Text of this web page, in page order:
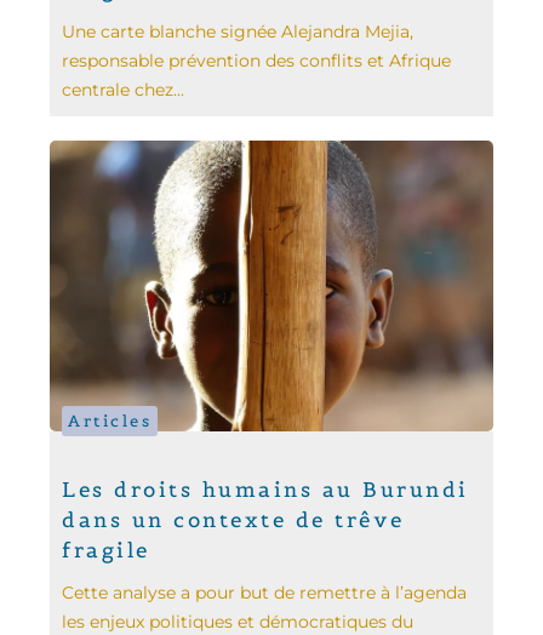
Une carte blanche signée Alejandra Mejia,
responsable prévention des conflits et Afrique
centrale chez...
Articles
Les droits humains au Burundi
dans un contexte de trêve
fragile
Cette analyse a pour but de remettre à l’agenda
les enjeux politiques et démocratiques du